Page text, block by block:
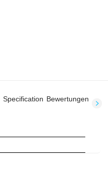
Specification Bewertungen